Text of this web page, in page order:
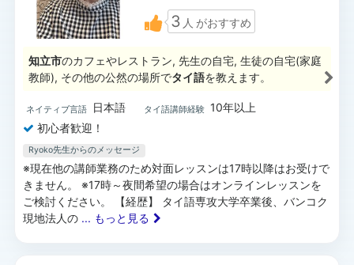
3 人 がおすすめ
知立市のカフェやレストラン, 先生の自宅, 生徒の自宅(家庭
教師), その他の公然の場所でタイ語を教えます。
ネイティブ言語 日本語 タイ語講師経験 10年以上
初心者歓迎！
Ryoko先生からのメッセージ
※現在他の講師業務のため対面レッスンは17時以降はお受けで
きません。 ※17時～夜間希望の場合はオンラインレッスンを
ご検討ください。 【経歴】 タイ語専攻大学卒業後、バンコク
現地法人の ... もっと見る